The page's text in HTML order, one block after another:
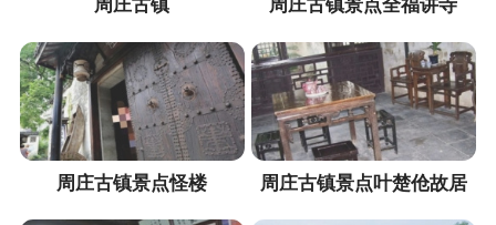
周庄古镇 周庄古镇景点全福讲寺
周庄古镇景点怪楼 周庄古镇景点叶楚伧故居